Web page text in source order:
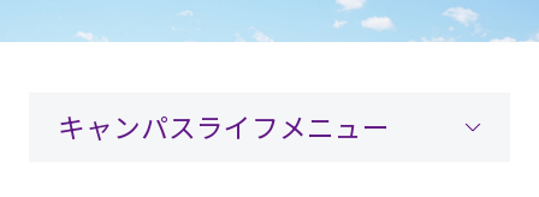
キャンパスライフメニュー